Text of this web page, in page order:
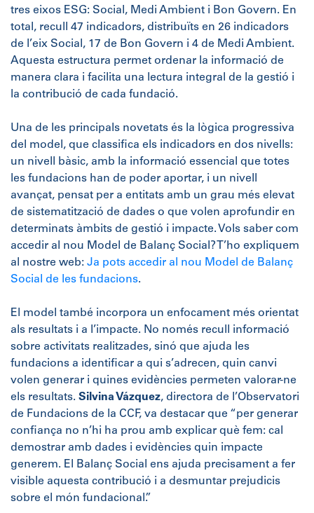
tres eixos ESG: Social, Medi Ambient i Bon Govern. En
total, recull 47 indicadors, distribuïts en 26 indicadors
de l’eix Social, 17 de Bon Govern i 4 de Medi Ambient.
Aquesta estructura permet ordenar la informació de
manera clara i facilita una lectura integral de la gestió i
la contribució de cada fundació.
Una de les principals novetats és la lògica progressiva
del model, que classifica els indicadors en dos nivells:
un nivell bàsic, amb la informació essencial que totes
les fundacions han de poder aportar, i un nivell
avançat, pensat per a entitats amb un grau més elevat
de sistematització de dades o que volen aprofundir en
determinats àmbits de gestió i impacte. Vols saber com
accedir al nou Model de Balanç Social? T’ho expliquem
al nostre web: Ja pots accedir al nou Model de Balanç
Social de les fundacions.
El model també incorpora un enfocament més orientat
als resultats i a l’impacte. No només recull informació
sobre activitats realitzades, sinó que ajuda les
fundacions a identificar a qui s’adrecen, quin canvi
volen generar i quines evidències permeten valorar-ne
els resultats. Silvina Vázquez, directora de l’Observatori
de Fundacions de la CCF, va destacar que “per generar
confiança no n’hi ha prou amb explicar què fem: cal
demostrar amb dades i evidències quin impacte
generem. El Balanç Social ens ajuda precisament a fer
visible aquesta contribució i a desmuntar prejudicis
sobre el món fundacional.”